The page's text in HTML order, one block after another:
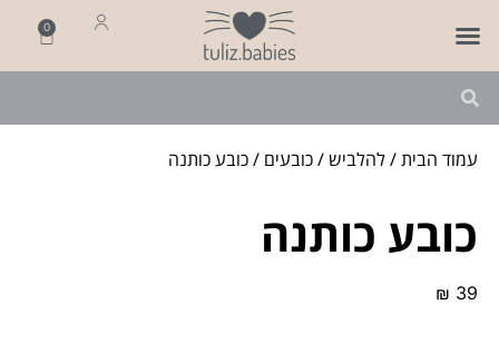
0
עמוד הבית/להלביש/כובעים / כובע כותנה
כובע כותנה
₪ 39